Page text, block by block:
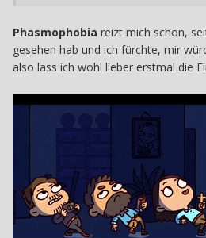
Phasmophobia reizt mich schon,
gesehen hab und ich fürchte, mir
also lass ich wohl lieber erstmal die